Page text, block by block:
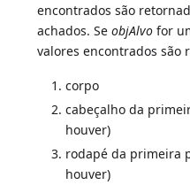
encontrados são
achados. SeobjAlvo for
valores encontrados são
corpo
cabeçalho da
houver)
rodapé da primeira
houver)